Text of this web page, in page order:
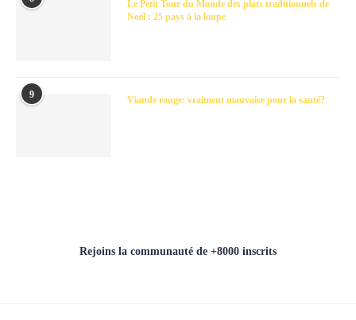
Le Petit Tour du Monde des plats traditionnels de
Noël : 25 pays à la loupe
9 Viande rouge: vraiment mauvaise pour la santé?
Rejoins la communauté de +8000 inscrits